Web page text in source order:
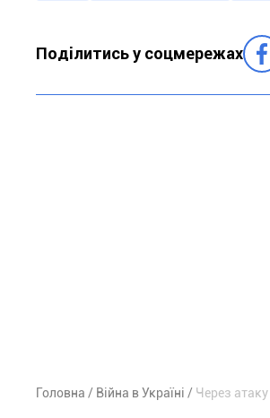
Поділитись у соцмережах
Головна Війна в Україні Через